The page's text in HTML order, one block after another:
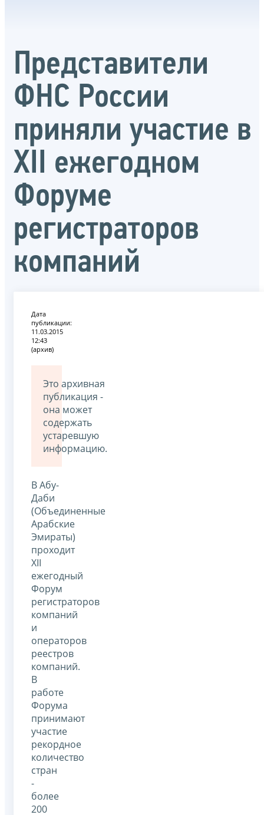
Представители
ФНС России
приняли участие в
XII ежегодном
Форуме
регистраторов
компаний
Дата
публикации:
11.03.2015
12:43
(архив)
Это архивная
публикация -
она может
содержать
устаревшую
информацию.
В Абу-
Даби
(Объединенные
Арабские
Эмираты)
проходит
XII
ежегодный
Форум
регистраторов
компаний
и
операторов
реестров
компаний.
В
работе
Форума
принимают
участие
рекордное
количество
стран
-
более
200